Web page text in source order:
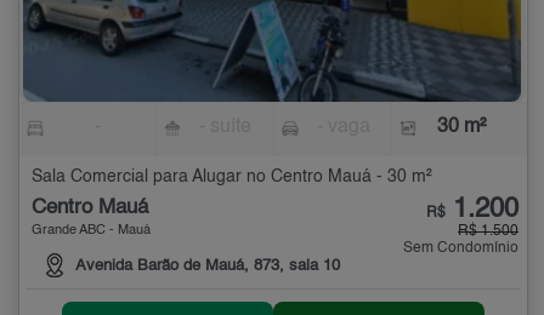
30 m²
Sala Comercial para Alugar no Centro Mauá - 30 m²
Centro Mauá
Grande ABC - Mauá
Avenida Barão de Mauá, 873, sala 10
R$ 1.200
R$ 1.500
Sem Condomínio